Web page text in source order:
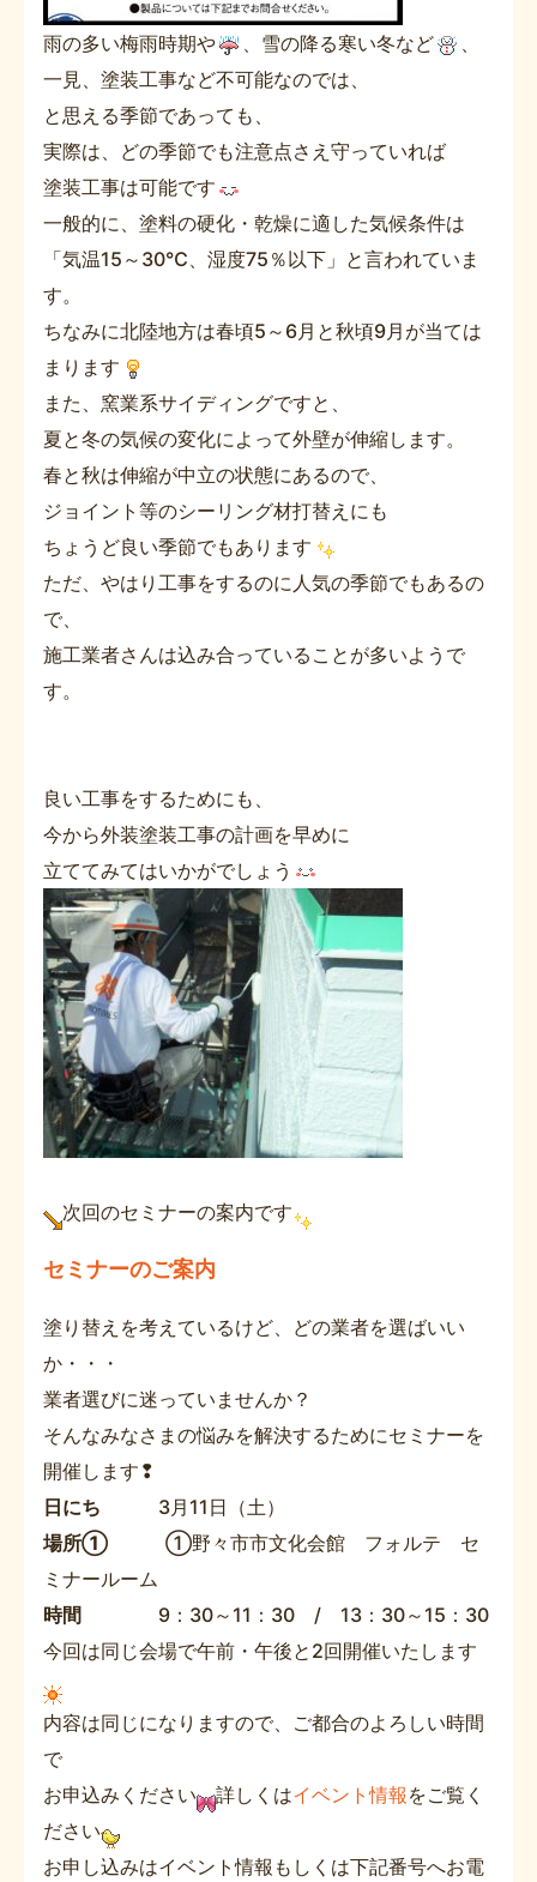
雨の多い梅雨時期や 、雪の降る寒い冬など
、
一見、塗装工事など不可能なのでは、
と思える季節であっても、
実際は、どの季節でも注意点さえ守っていれば
塗装工事は可能です
一般的に、塗料の硬化・乾燥に適した気候条件は
「気温15～30℃、湿度75％以下」と言われていま
す。
ちなみに北陸地方は春頃5～6月と秋頃9月が当ては
まります
また、窯業系サイディングですと、
夏と冬の気候の変化によって外壁が伸縮します。
春と秋は伸縮が中立の状態にあるので、
ジョイント等のシーリング材打替えにも
ちょうど良い季節でもあります
ただ、やはり工事をするのに人気の季節でもあるの
で、
施工業者さんは込み合っていることが多いようで
す。
良い工事をするためにも、
今から外装塗装工事の計画を早めに
立ててみてはいかがでしょう
次回のセミナーの案内です
セミナーのご案内
塗り替えを考えているけど、どの業者を選ばいい
か・・・
業者選びに迷っていませんか？
そんなみなさまの悩みを解決するためにセミナーを
開催します❢
日にち 3月11日（土）
場所① ①野々市市文化会館 フォルテ セ
ミナールーム
時間 9：30～11：30 / 13：30～15：30
今回は同じ会場で午前・午後と2回開催いたします
内容は同じになりますので、ご都合のよろしい時間
で
お申込みください
詳しくはイベント情報 をご覧く
ださい
お申し込みはイベント情報もしくは下記番号へお電